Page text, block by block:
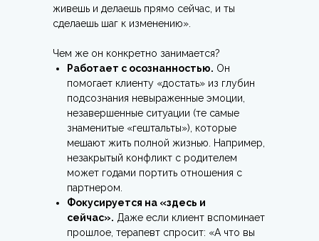
живешь и делаешь прямо сейчас, и ты
сделаешь шаг к изменению».
Чем же он конкретно занимается?
Работает с осознанностью. Он
помогает клиенту «достать» из глубин
подсознания невыраженные эмоции,
незавершенные ситуации (те самые
знаменитые «гештальты»), которые
мешают жить полной жизнью. Например,
незакрытый конфликт с родителем
может годами портить отношения с
партнером.
Фокусируется на «здесь и
сейчас». Даже если клиент вспоминает
прошлое, терапевт спросит: «А что вы